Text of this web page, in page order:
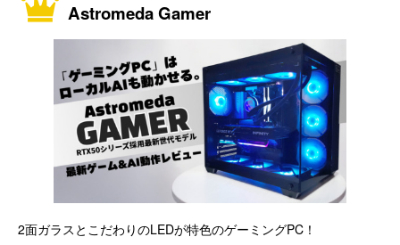
Astromeda Gamer
2面ガラスとこだわりのLEDが特色のゲーミングPC！